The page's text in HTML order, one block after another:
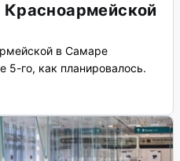
в Самаре
5-го, как планировалось.